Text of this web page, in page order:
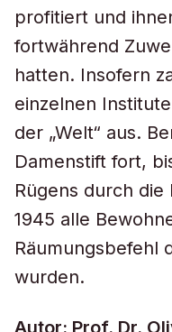
profitiert und
fortwährend
hatten. Insofern
einzelnen
der „Welt“ aus.
Damenstift fort,
Rügens durch die
1945 alle
Räumungsbefehl
wurden.
Autor: Prof. Dr.